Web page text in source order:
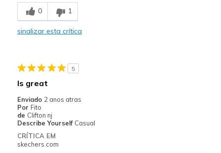
Contras
Need Break In
Feels too narrow
Sizing
View On Shoes
Shoes are for Wearing
0 1
sinalizar esta crítica
5
Is great
Enviado 2 anos atras
Por Fito
de Clifton nj
Describe Yourself Casual
CRÍTICA EM
skechers.com